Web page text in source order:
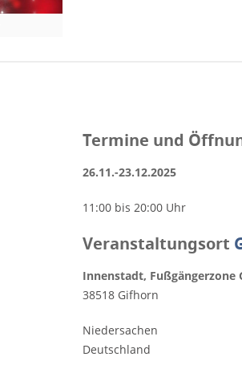
Termine und
26.11.-23.12.2025
11:00 bis 20:00 Uhr
Veranstaltungsort
Innenstadt, Fußgängerzone
38518 Gifhorn
Niedersachen
Deutschland